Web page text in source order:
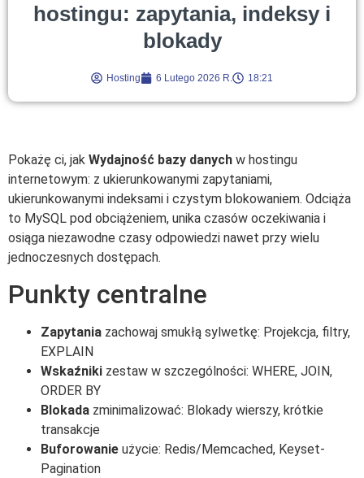
hostingu: zapytania, indeksy i
blokady
Hosting 6 Lutego 2026 R. 18:21
Pokażę ci, jak Wydajność bazy danych w hostingu
internetowym: z ukierunkowanymi zapytaniami,
ukierunkowanymi indeksami i czystym blokowaniem. Odciąża
to MySQL pod obciążeniem, unika czasów oczekiwania i
osiąga niezawodne czasy odpowiedzi nawet przy wielu
jednoczesnych dostępach.
Punkty centralne
Zapytania zachowaj smukłą sylwetkę: Projekcja, filtry,
EXPLAIN
Wskaźniki zestaw w szczególności: WHERE, JOIN,
ORDER BY
Blokada zminimalizować: Blokady wierszy, krótkie
transakcje
Buforowanie użycie: Redis/Memcached, Keyset-
Pagination